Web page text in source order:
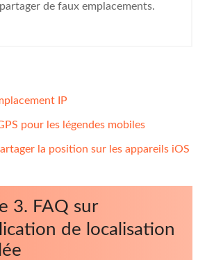
de faux emplacements.
IP
pour les légendes mobiles
la position sur les appareils iOS
3. FAQ sur
de localisation